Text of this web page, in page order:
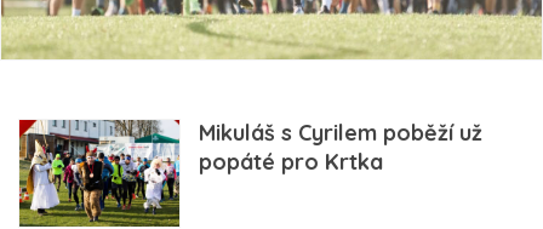
Mikuláš s Cyrilem poběží už
popáté pro Krtka